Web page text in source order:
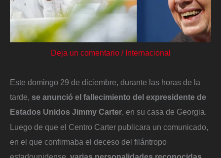
Deja un comentario / Internacional
Este domingo 29 de diciembre, durante las horas de la
tarde, se anunció el fallecimiento del expresidente de
Estados Unidos Jimmy Carter, en su casa de Georgia.
Luego de que el Centro Carter publicara un comunicado,
en el que confirmaba el deceso del filántropo